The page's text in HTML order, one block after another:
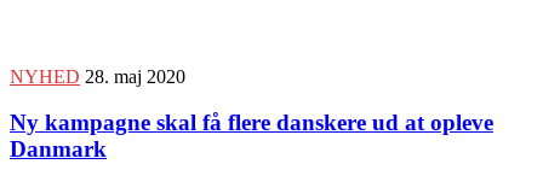
NYHED 28. maj 2020
Ny kampagne skal få flere danskere ud at opleve
Danmark